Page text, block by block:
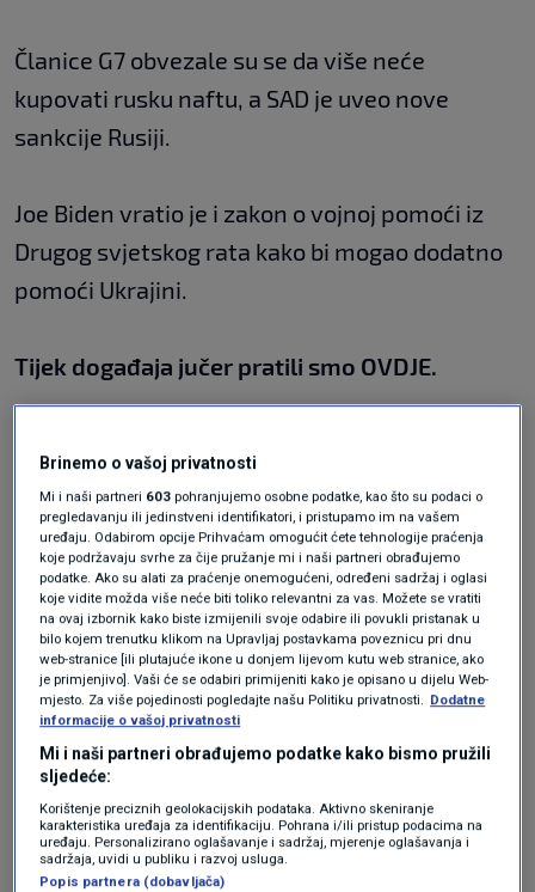
Članice G7 obvezale su se da više neće
kupovati rusku naftu, a SAD je uveo nove
sankcije Rusiji.
Joe Biden vratio je i zakon o vojnoj pomoći iz
Drugog svjetskog rata kako bi mogao dodatno
pomoći Ukrajini.
Tijek događaja jučer pratili smo OVDJE.
Prvi ruski vojnik pred ukrajinskim sudom
zbog ratnih zločina
11. svi. - 16:01
Rusija zatražila ispriku Poljske zbog napada
na veleposlanika
11. svi. - 16:54
Zelenski: Da je Ukrajina članica NATO-a, rata
ne bi bilo
11. svi. - 18:42
Ukrajina predlaže razmjenu ozlijeđenih
branitelja Azovstalja i ruskih zarobljenika
11. svi. - 21:52
Ukrajina: Rusi nastavljaju bombardirati
čeličanu
11. svi. - 22:44
Brinemo o vašoj privatnosti
Mi i naši partneri 603 pohranjujemo osobne podatke, kao što su podaci o
pregledavanju ili jedinstveni identifikatori, i pristupamo im na vašem
uređaju. Odabirom opcije Prihvaćam omogućit ćete tehnologije praćenja
koje podržavaju svrhe za čije pružanje mi i naši partneri obrađujemo
podatke. Ako su alati za praćenje onemogućeni, određeni sadržaj i oglasi
koje vidite možda više neće biti toliko relevantni za vas. Možete se vratiti
na ovaj izbornik kako biste izmijenili svoje odabire ili povukli pristanak u
bilo kojem trenutku klikom na Upravljaj postavkama poveznicu pri dnu
web-stranice [ili plutajuće ikone u donjem lijevom kutu web stranice, ako
je primjenjivo]. Vaši će se odabiri primijeniti kako je opisano u dijelu Web-
mjesto. Za više pojedinosti pogledajte našu Politiku privatnosti. Dodatne
informacije o vašoj privatnosti
Mi i naši partneri obrađujemo podatke kako bismo pružili
sljedeće:
Korištenje preciznih geolokacijskih podataka. Aktivno skeniranje
karakteristika uređaja za identifikaciju. Pohrana i/ili pristup podacima na
uređaju. Personalizirano oglašavanje i sadržaj, mjerenje oglašavanja i
sadržaja, uvidi u publiku i razvoj usluga.
Popis partnera (dobavljača)